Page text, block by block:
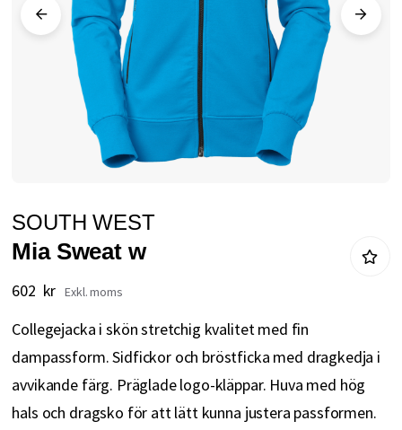
till
början
av
SOUTH WEST
Mia Sweat w
602 kr
Collegejacka i skön stretchig kvalitet med fin
dampassform. Sidfickor och bröstficka med dragkedja i
avvikande färg. Präglade logo-kläppar. Huva med hög
hals och dragsko för att lätt kunna justera passformen.